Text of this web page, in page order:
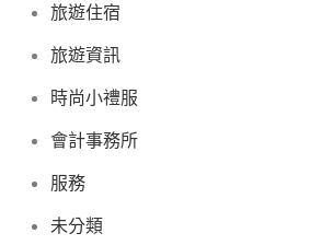
旅遊住宿
旅遊資訊
時尚小禮服
會計事務所
服務
未分類